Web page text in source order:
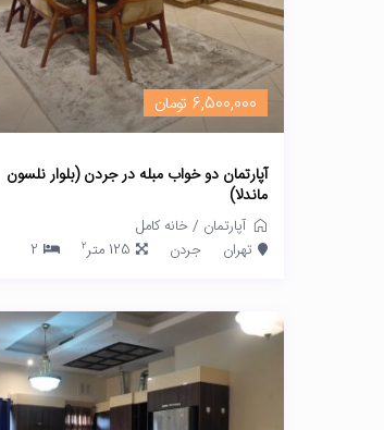
6,500,000 تومان
آپارتمان دو خواب مبله در جردن (بلوار نلسون
ماندلا)
آپارتمان /خانه کامل
تهران
جردن 125 متر 2
2